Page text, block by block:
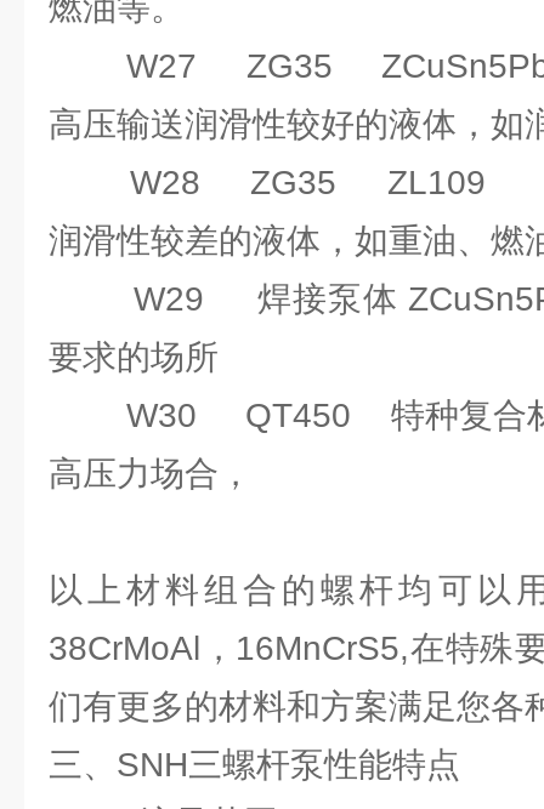
燃油等。
W27 ZG35
高压输送润滑性较好的液体，如
W28 ZG35 ZL109 用
润滑性较差的液体，如重油、燃
W29 焊接泵体
要求的场所
W30 QT450 特种复合材
高压力场合，
以上材料组合的螺杆均可以
38CrMoAl，16MnCrS5,在特殊
们有更多的材料和方案满足您各
三、SNH三螺杆泵性能特点